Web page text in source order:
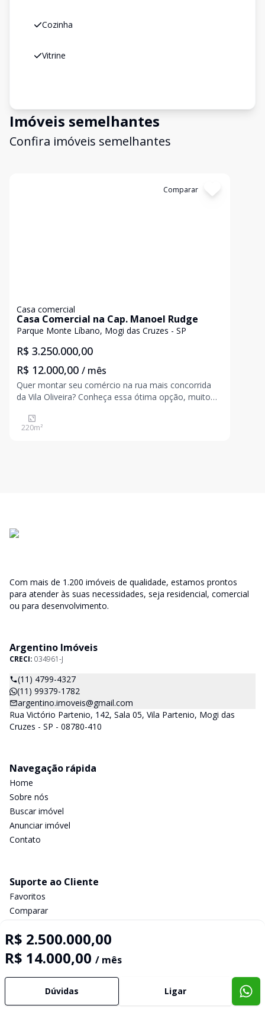
Cozinha
Vitrine
Imóveis semelhantes
Confira imóveis semelhantes
Comparar
Casa comercial
Casa Comercial na Cap. Manoel Rudge
Parque Monte Líbano, Mogi das Cruzes - SP
R$ 3.250.000,00
R$ 12.000,00 / mês
Quer montar seu comércio na rua mais concorrida
da Vila Oliveira? Conheça essa ótima opção, muito
220m²
R$ 2.500.000,00
R$ 14.000,00 / mês
Dúvidas Ligar
Com mais de 1.200 imóveis de qualidade, estamos prontos
para atender às suas necessidades, seja residencial, comercial
ou para desenvolvimento.
Argentino Imóveis
CRECI: 034961-J
(11) 4799-4327
(11) 99379-1782
argentino.imoveis@gmail.com
Rua Victório Partenio, 142, Sala 05, Vila Partenio, Mogi das
Cruzes - SP - 08780-410
Navegação rápida
Home
Sobre nós
Buscar imóvel
Anunciar imóvel
Contato
Suporte ao Cliente
Favoritos
Comparar
Selo de Tecnologia Loft